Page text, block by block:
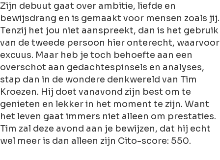
Zijn debuut gaat over ambitie, liefde en
bewijsdrang en is gemaakt voor mensen zoals jij.
Tenzij het jou niet aanspreekt, dan is het gebruik
van de tweede persoon hier onterecht, waarvoor
excuus. Maar heb je toch behoefte aan een
overschot aan gedachtespinsels en analyses,
stap dan in de wondere denkwereld van Tim
Kroezen. Hij doet vanavond zijn best om te
genieten en lekker in het moment te zijn. Want
het leven gaat immers niet alleen om prestaties.
Tim zal deze avond aan je bewijzen, dat hij echt
wel meer is dan alleen zijn Cito-score: 550.